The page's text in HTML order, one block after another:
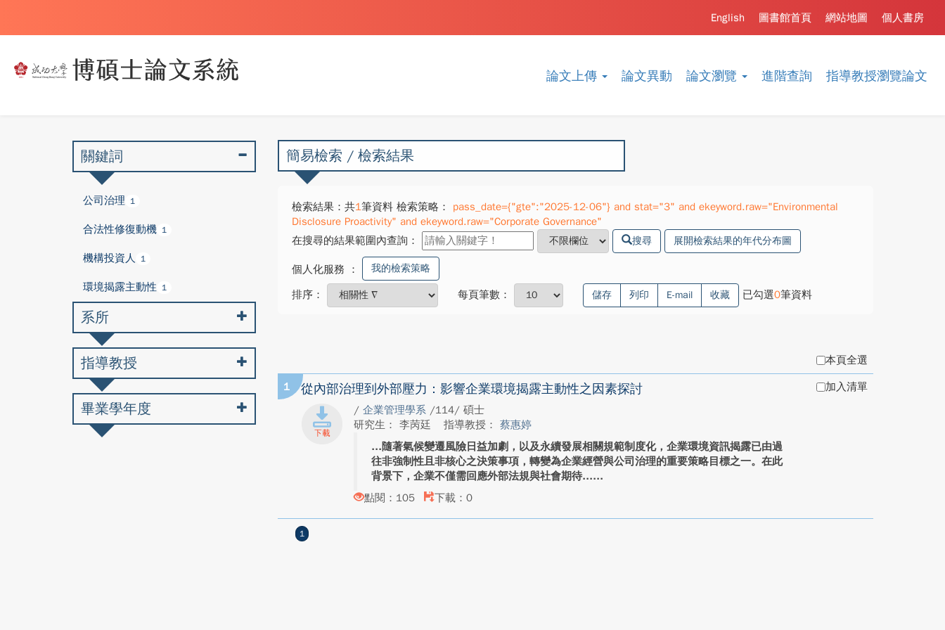
論文上傳 論文異動 論文瀏覽 進階查詢 指導教授瀏覽論文
個人書房
網站地圖
圖書館首頁
English
簡易檢索 / 檢索結果
檢索結果：共1筆資料 檢索策略：
pass_date={"gte":"2025-12-06"} and stat="3" and ekeyword.raw="Environmental
Disclosure Proactivity" and ekeyword.raw="Corporate Governance"
在搜尋的結果範圍內查詢：
搜尋 展開檢索結果的年代分布圖
個人化服務 ： 我的檢索策略
排序： 每頁筆數： 儲存 列印 E-mail 收藏 已勾選0筆資料
本頁全選
1 從內部治理到外部壓力：影響企業環境揭露主動性之因素探討
/ 企業管理學系 /114/ 碩士
研究生： 李苪廷
指導教授： 蔡惠婷
隨著氣候變遷風險日益加劇，以及永續發展相關規範制度化，企業環境資訊揭露已由過
往非強制性且非核心之決策事項，轉變為企業經營與公司治理的重要策略目標之一。在此
背景下，企業不僅需回應外部法規與社會期待...
點閱：105
下載：0
加入清單
1
關鍵詞
公司治理 1
合法性修復動機 1
機構投資人 1
環境揭露主動性 1
系所
指導教授
畢業學年度